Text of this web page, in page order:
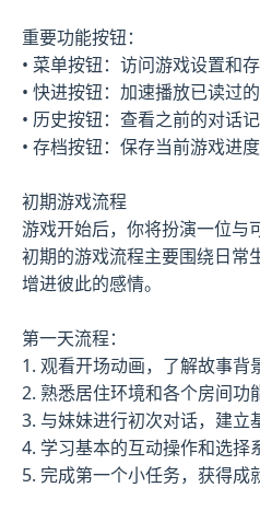
重要功能按钮：
• 菜单按钮：访问游戏设置和
• 快进按钮：加速播放已读过
• 历史按钮：查看之前的对话
• 存档按钮：保存当前游戏进度
初期游戏流程
游戏开始后，你将扮演一位与
初期的游戏流程主要围绕日常
增进彼此的感情。
第一天流程：
1. 观看开场动画，了解故事背
2. 熟悉居住环境和各个房间功
3. 与妹妹进行初次对话，建立
4. 学习基本的互动操作和选择
5. 完成第一个小任务，获得成